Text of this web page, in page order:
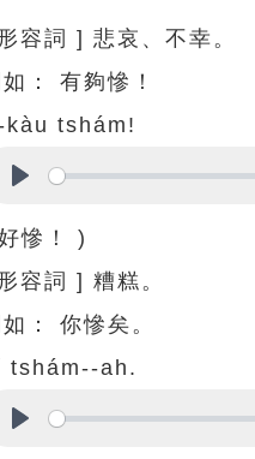
容詞 ] 悲哀、不幸。
：
有夠慘！
kàu tshám!
慘！ )
容詞 ] 糟糕。
：
你慘矣。
tshám--ah.